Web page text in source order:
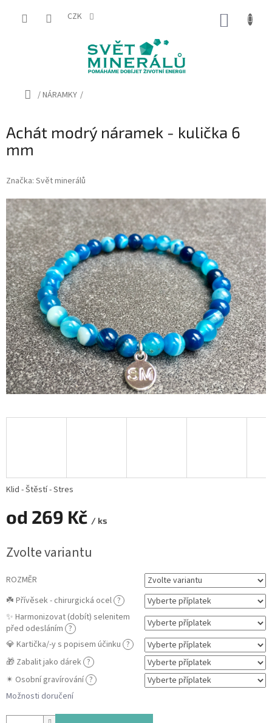
CZK
Domů
/NÁRAMKY /
Achát modrý náramek - kulička 6
mm
Značka: Svět minerálů
od 269 Kč / ks
cena:
Zvolte variantu
ROZMĚR
☘️ Přívěsek - chirurgická ocel ?
✨ Harmonizovat (dobít) selenitem
před odesláním ?
💎 Kartička/-y s popisem účinku ?
🎁 Zabalit jako dárek ?
✴ Osobní gravírování ?
Možnosti doručení
Klid - Štěstí - Stres